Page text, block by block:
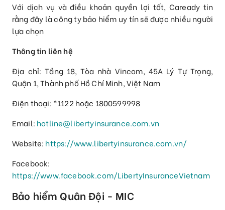
Với dịch vụ và điều khoản quyền lợi tốt, Caready tin
rằng đây là công ty bảo hiểm uy tín sẽ được nhiều người
lựa chọn
Thông tin liên hệ
Địa chỉ: Tầng 18, Tòa nhà Vincom, 45A Lý Tự Trọng,
Quận 1, Thành phố Hồ Chí Minh, Việt Nam
Điện thoại: *1122 hoặc 1800599998
Email: hotline@libertyinsurance.com.vn
Website: https://www.libertyinsurance.com.vn/
Facebook:
https://www.facebook.com/LibertyInsuranceVietnam
Bảo hiểm Quân Đội - MIC